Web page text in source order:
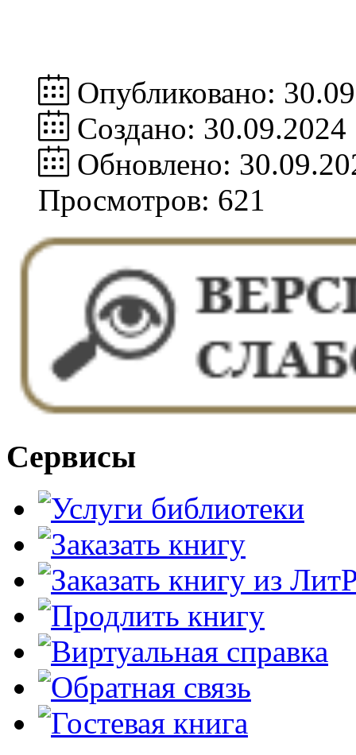
Опубликовано:
Создано: 30.09.2024
Обновлено:
Просмотров: 621
Сервисы